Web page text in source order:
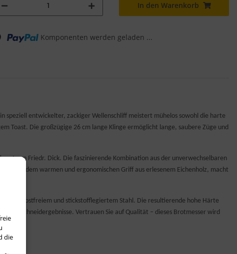
In den Warenkorb
Komponenten werden geladen ...
speziell entwickelter, zackiger Wellenschliff meistert mühelos sowohl die harte
Toast. Die großzügige 26 cm lange Klinge ermöglicht lange, saubere Züge und
von Friedr. Dick. Die faszinierende Kombination aus der unverwechselbaren
mit dem warmen und ergonomischen Griff aus erlesenem Eichenholz, macht
rostfreiem und stickstofflegiertem Stahl. Die resultierende hohe Härte
Schneidergebnisse. Vertrauen Sie auf Qualität – dieses Brotmesser wird
die